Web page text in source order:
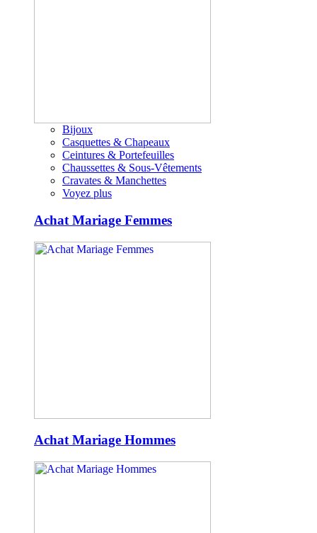
Bijoux
Casquettes & Chapeaux
Ceintures & Portefeuilles
Chaussettes & Sous-Vêtements
Cravates & Manchettes
Voyez plus
Achat Mariage Femmes
Achat Mariage Hommes